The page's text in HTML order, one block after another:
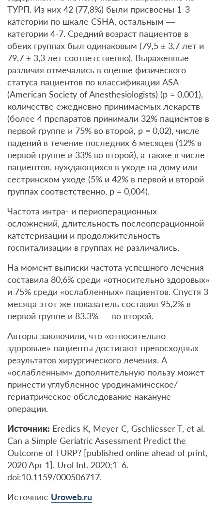
ТУРП. Из них 42 (77,8%) были присвоены 1-3
категории по шкале CSHA, остальным —
категории 4-7. Средний возраст пациентов в
обеих группах был одинаковым (79,5 ± 3,7 лет и
79,7 ± 3,3 лет соответственно). Выраженные
различия отмечались в оценке физического
статуса пациентов по классификации ASA
(American Society of Anesthesiologists) (р = 0,001),
количестве ежедневно принимаемых лекарств
(более 4 препаратов принимали 32% пациентов в
первой группе и 75% во второй, р = 0,02), числе
падений в течение последних 6 месяцев (12% в
первой группе и 33% во второй), а также в числе
пациентов, нуждающихся в уходе на дому или
сестринском уходе (5% и 42% в первой и второй
группах соответственно, р = 0,004).
Частота интра- и периоперационных
осложнений, длительность послеоперационной
катетеризации и продолжительность
госпитализации в группах не различались.
На момент выписки частота успешного лечения
составила 80,6% среди «относительно здоровых»
и 75% среди «ослабленных» пациентов. Спустя 3
месяца этот же показатель составил 95,2% в
первой группе и 83,3% — во второй.
Авторы заключили, что «относительно
здоровые» пациенты достигают превосходных
результатов хирургического лечения. А
«ослабленным» дополнительную пользу может
принести углубленное уродинамическое/
гериатрическое обследование накануне
операции.
Источник: Eredics K, Meyer C, Gschliesser T, et al.
Can a Simple Geriatric Assessment Predict the
Outcome of TURP? [published online ahead of print,
2020 Apr 1]. Urol Int. 2020;1–6.
doi:10.1159/000506717.
Источник: Uroweb.ru